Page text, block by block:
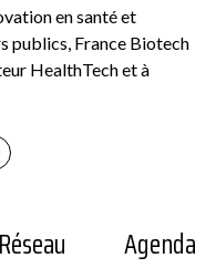
Voir la fiche
en santé et
publics, France Biotech
HealthTech et à
Réseau Agenda